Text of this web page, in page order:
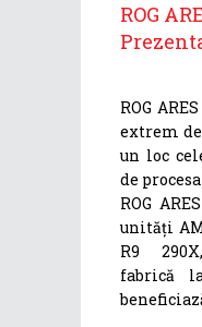
ROG
ROG
extrem
un loc
de
ROG
unități
R9
fabrică